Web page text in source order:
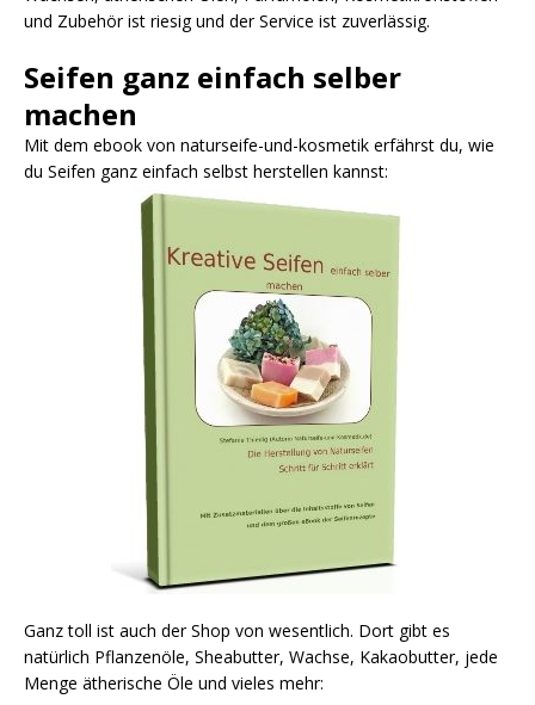
und Zubehör ist riesig und der Service ist zuverlässig.
Seifen ganz einfach selber
machen
Mit dem ebook von naturseife-und-kosmetik erfährst du, wie
du Seifen ganz einfach selbst herstellen kannst:
Ganz toll ist auch der Shop von wesentlich. Dort gibt es
natürlich Pflanzenöle, Sheabutter, Wachse, Kakaobutter, jede
Menge ätherische Öle und vieles mehr: